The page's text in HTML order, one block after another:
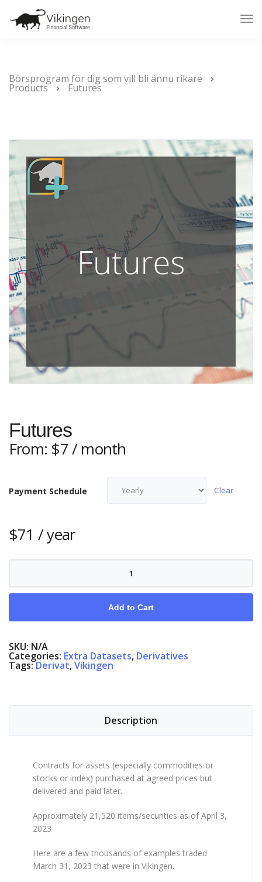
Börsprogram för dig som vill bli ännu rikare
Products Futures
Futures
From: $7/ month
Payment Schedule Clear
$71 / year
Futures
Add to Cart
SKU: N/A
Categories: Extra Datasets, Derivatives
Tags:Derivat,Vikingen
Description
Contracts for assets (especially commodities or
stocks or index) purchased at agreed prices but
delivered and paid later.
Approximately 21,520 items/securities as of April 3,
2023
Here are a few thousands of examples traded
March 31, 2023 that were in Vikingen.